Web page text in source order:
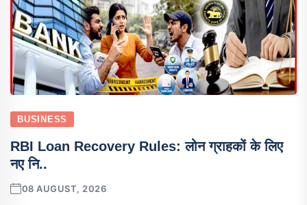
BUSINESS
RBI Loan Recovery Rules: लोन ग्राहकों के लिए
नए नि..
08 AUGUST, 2026